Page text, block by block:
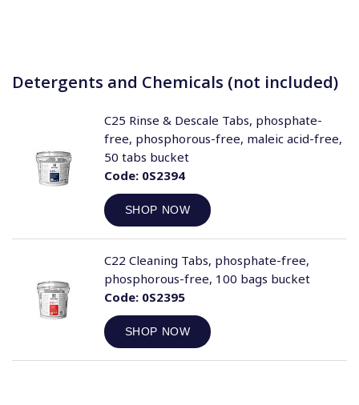
Detergents and Chemicals (not included)
Code:0S2394
SHOP NOW
C25 Rinse & Descale Tabs, phosphate-
free, phosphorous-free, maleic acid-free,
50 tabs bucket
Code:0S2395
SHOP NOW
C22 Cleaning Tabs, phosphate-free,
phosphorous-free, 100 bags bucket